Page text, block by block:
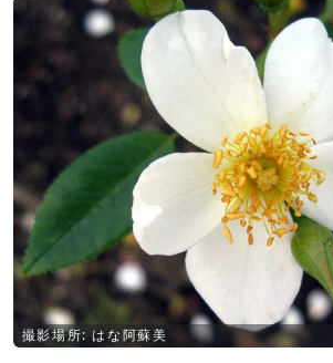
撮影場所: はな阿蘇美